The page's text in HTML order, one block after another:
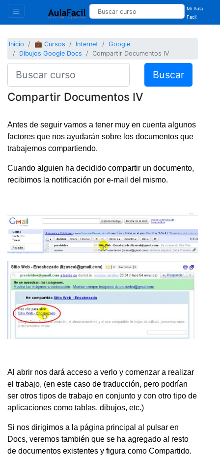
Mi Aula
Facil
Inicio 💼 Cursos Internet
Google
Dibujos Google Docs
Compartir Documentos IV
Buscar
Compartir Documentos IV
Antes de seguir vamos a tener muy en cuenta algunos
factores que nos ayudarán sobre los documentos que
trabajemos compartiendo.
Cuando alguien ha decidido compartir un documento,
recibimos la notificación por e-mail del mismo.
Al abrir nos dará acceso a verlo y comenzar a realizar
el trabajo, (en este caso de traducción, pero podrían
ser otros tipos de trabajo en conjunto y con otro tipo de
aplicaciones como tablas, dibujos, etc.)
Si nos dirigimos a la página principal al pulsar en
Docs, veremos también que se ha agregado al resto
de documentos existentes y figura como Compartido.